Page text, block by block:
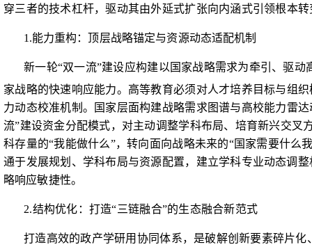
穿三者的技术杠杆，驱动其由外延式扩张向内涵式引领根本
1.能力重构：顶层战略锚定与资源动态适配机制
新一轮“双一流”建设应构建以国家战略需求为牵引、驱
家战略的快速响应能力。高等教育必须对人才培养目标与组
力动态校准机制。国家层面构建战略需求图谱与高校能力雷
流”建设资金分配模式，对主动调整学科布局、培育新兴交
科存量的“我能做什么”，转向面向战略未来的“国家需要什
通于发展规划、学科布局与资源配置，建立学科专业动态调整
略响应敏捷性。
2.结构优化：打造“三链融合”的生态融合新范式
打造高效的政产学研用协同体系，是破解创新要素碎片